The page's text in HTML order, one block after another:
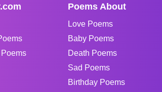
Poems About
Love Poems
Baby Poems
Death Poems
Sad Poems
Birthday Poems